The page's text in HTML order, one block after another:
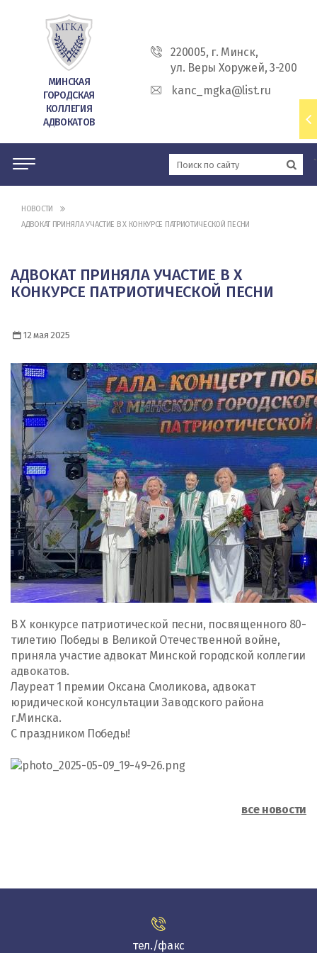
МИНСКАЯ
ГОРОДСКАЯ
КОЛЛЕГИЯ
АДВОКАТОВ
220005, г. Минск,
ул. Веры Хоружей, 3-200
kanc_mgka@list.ru
`
НОВОСТИ
АДВОКАТ ПРИНЯЛА УЧАСТИЕ В X КОНКУРСЕ ПАТРИОТИЧЕСКОЙ ПЕСНИ
АДВОКАТ ПРИНЯЛА УЧАСТИЕ В X
КОНКУРСЕ ПАТРИОТИЧЕСКОЙ ПЕСНИ
12 мая 2025
В X конкурсе патриотической песни, посвященного 80-
тилетию Победы в Великой Отечественной войне,
приняла участие адвокат Минской городской коллегии
адвокатов.
Лауреат 1 премии Оксана Смоликова, адвокат
юридической консультации Заводского района
г.Минска.
С праздником Победы!
все новости
тел./факс